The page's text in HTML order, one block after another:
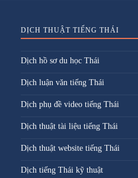
DỊCH THUẬT TIẾNG THÁI
Dịch hồ sơ du học Thái
Dịch luận văn tiếng Thái
Dịch phụ đề video tiếng Thái
Dịch thuật tài liệu tiếng Thái
Dịch thuật website tiếng Thái
Dịch tiếng Thái kỹ thuật